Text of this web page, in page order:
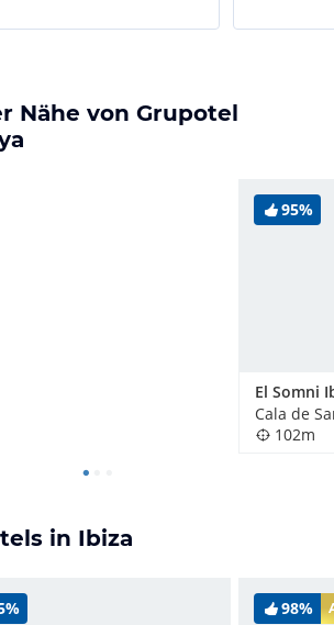
Nähe von Grupotel
95%
Cala de
102m
in Ibiza
98%